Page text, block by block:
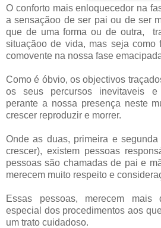
O conforto mais enloquecedor na
a sensaçãoo de ser pai ou de ser
que de uma forma ou de outra,
situaçãoo de vida, mas seja como
comovente na nossa fase
Como é óbvio, os objectivos
os seus percursos inevitaveis
perante a nossa presença neste
crescer reproduzir e morrer.
Onde as duas, primeira e
crescer), existem pessoas
pessoas são chamadas de pai e
merecem muito respeito e
Essas pessoas, merecem
especial dos procedimentos aos
um trato cuidadoso.